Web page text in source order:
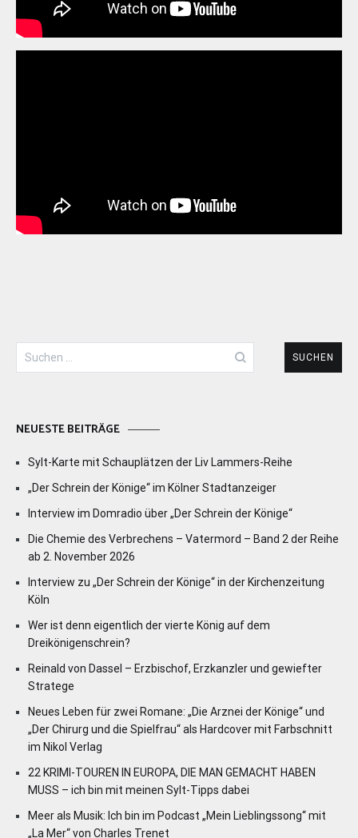
Suchen
nach:
NEUESTE BEITRÄGE
Sylt-Karte mit Schauplätzen der Liv Lammers-Reihe
„Der Schrein der Könige“ im Kölner Stadtanzeiger
Interview im Domradio über „Der Schrein der Könige“
Die Chemie des Verbrechens – Vatermord – Band 2 der Reihe
ab 2. November 2026
Interview zu „Der Schrein der Könige“ in der Kirchenzeitung
Köln
Wer ist denn eigentlich der vierte König auf dem
Dreikönigenschrein?
Reinald von Dassel – Erzbischof, Erzkanzler und gewiefter
Stratege
Neues Leben für zwei Romane: „Die Arznei der Könige“ und
„Der Chirurg und die Spielfrau“ als Hardcover mit Farbschnitt
im Nikol Verlag
22 KRIMI-TOUREN IN EUROPA, DIE MAN GEMACHT HABEN
MUSS – ich bin mit meinen Sylt-Tipps dabei
Meer als Musik: Ich bin im Podcast „Mein Lieblingssong“ mit
„La Mer“ von Charles Trenet